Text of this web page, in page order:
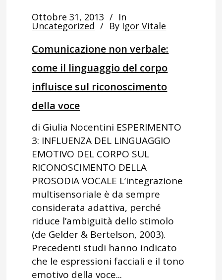
Ottobre 31, 2013 In
Uncategorized By Igor Vitale
Comunicazione non verbale:
come il linguaggio del corpo
influisce sul riconoscimento
della voce
di Giulia Nocentini ESPERIMENTO
3: INFLUENZA DEL LINGUAGGIO
EMOTIVO DEL CORPO SUL
RICONOSCIMENTO DELLA
PROSODIA VOCALE L’integrazione
multisensoriale è da sempre
considerata adattiva, perché
riduce l’ambiguità dello stimolo
(de Gelder & Bertelson, 2003).
Precedenti studi hanno indicato
che le espressioni facciali e il tono
emotivo della voce...